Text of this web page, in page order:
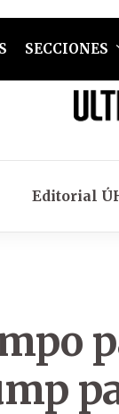
SECCIONES
Editorial